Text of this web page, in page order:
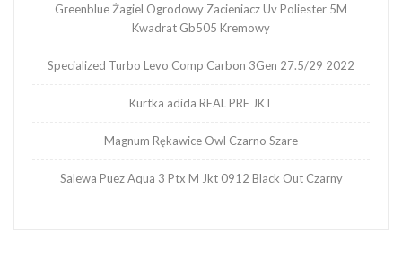
Greenblue Żagiel Ogrodowy Zacieniacz Uv Poliester 5M
Kwadrat Gb505 Kremowy
Specialized Turbo Levo Comp Carbon 3Gen 27.5/29 2022
Kurtka adida REAL PRE JKT
Magnum Rękawice Owl Czarno Szare
Salewa Puez Aqua 3 Ptx M Jkt 0912 Black Out Czarny